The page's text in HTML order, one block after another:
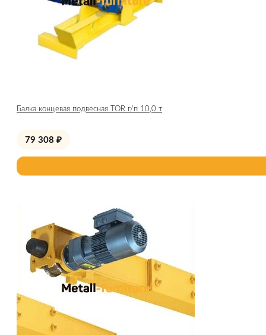
Балка концевая подвесная TOR г/п 10,0 т
79 308 ₽